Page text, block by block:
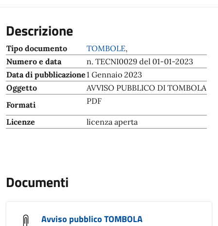
Descrizione
Tipo documento TOMBOLE,
Numero e data
n. TECNI0029 del 01-01-2023
Data di pubblicazione1 Gennaio 2023
Oggetto
AVVISO PUBBLICO DI TOMBOLA
Formati
PDF
Licenze licenza aperta
Documenti
Avviso pubblico TOMBOLA